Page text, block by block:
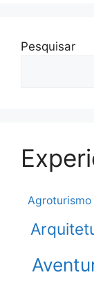
Pesquisar
Agroturismo